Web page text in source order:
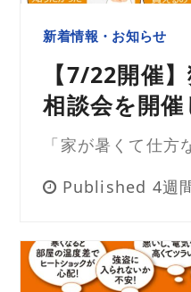
新着情報・お知らせ
【7/22開催
相談会を開
「家が暑くて仕
Published 4週